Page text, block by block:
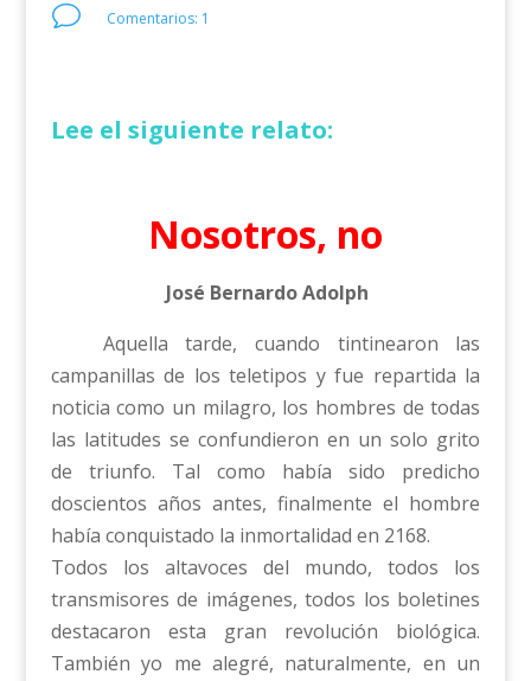
v Comentarios: 1
Lee el siguiente relato:
Nosotros, no
José Bernardo Adolph
Aquella tarde, cuando tintinearon las
campanillas de los teletipos y fue repartida la
noticia como un milagro, los hombres de todas
las latitudes se confundieron en un solo grito
de triunfo. Tal como había sido predicho
doscientos años antes, finalmente el hombre
había conquistado la inmortalidad en 2168.
Todos los altavoces del mundo, todos los
transmisores de imágenes, todos los boletines
destacaron esta gran revolución biológica.
También yo me alegré, naturalmente, en un